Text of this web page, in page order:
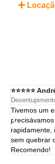
⭐⭐⭐⭐⭐
Tivemos um
rapidamente,
sem quebrar
Recomendo!